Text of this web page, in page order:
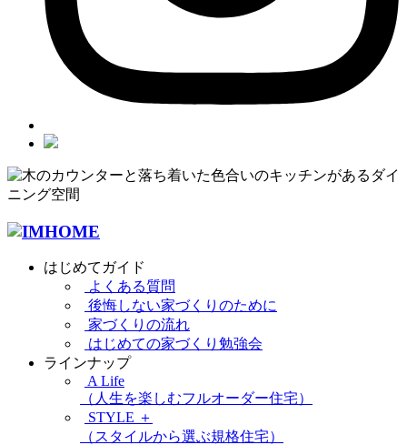
はじめてガイド
よくある質問
後悔しない家づくりのために
家づくりの流れ
はじめての家づくり勉強会
ラインナップ
A Life
（人生を楽しむフルオーダー住宅）
STYLE ＋
（スタイルから選ぶ規格住宅）